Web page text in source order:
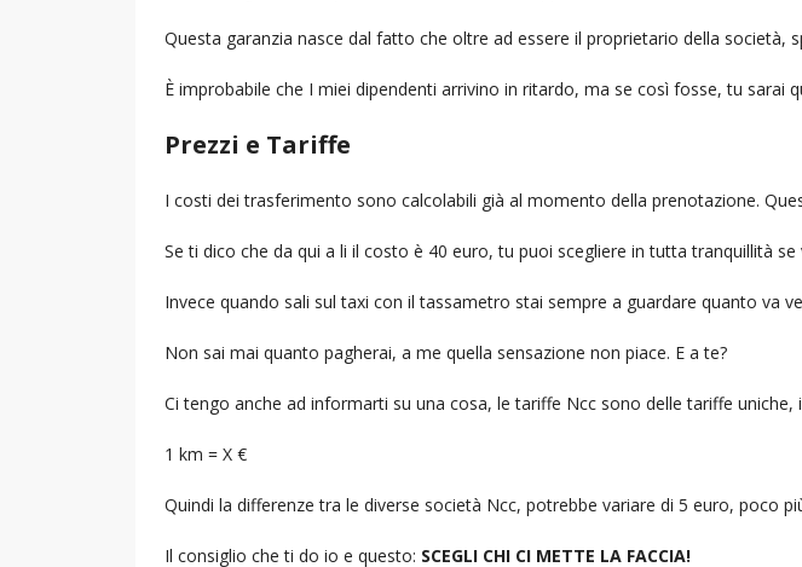
Questa garanzia nasce dal fatto che oltre ad essere il proprietario della società,
È improbabile che I miei dipendenti arrivino in ritardo, ma se così fosse, tu sarai
Prezzi e Tariffe
I costi dei trasferimento sono calcolabili già al momento della prenotazione.
Se ti dico che da qui a li il costo è 40 euro, tu puoi scegliere in tutta tranquillità
Invece quando sali sul taxi con il tassametro stai sempre a guardare quanto va
Non sai mai quanto pagherai, a me quella sensazione non piace. E a te?
Ci tengo anche ad informarti su una cosa, le tariffe Ncc sono delle tariffe
1 km = X €
Quindi la differenze tra le diverse società Ncc, potrebbe variare di 5 euro, poco
Il consiglio che ti do io e questo: SCEGLI CHI CI METTE LA FACCIA!